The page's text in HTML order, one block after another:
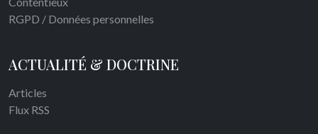
RGPD / Données personnelles
ACTUALITÉ & DOCTRINE
Articles
Flux RSS